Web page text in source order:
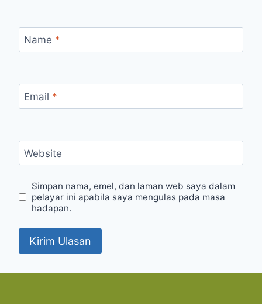
Name *
Email *
Website
Simpan nama, emel, dan laman web saya dalam
pelayar ini apabila saya mengulas pada masa
hadapan.